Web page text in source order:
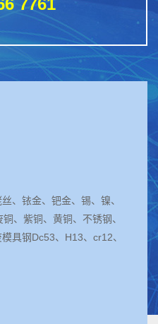
、铱金、钯金、锡、镍、
、紫铜、黄铜、不锈钢、
具钢Dc53、H13、cr12、